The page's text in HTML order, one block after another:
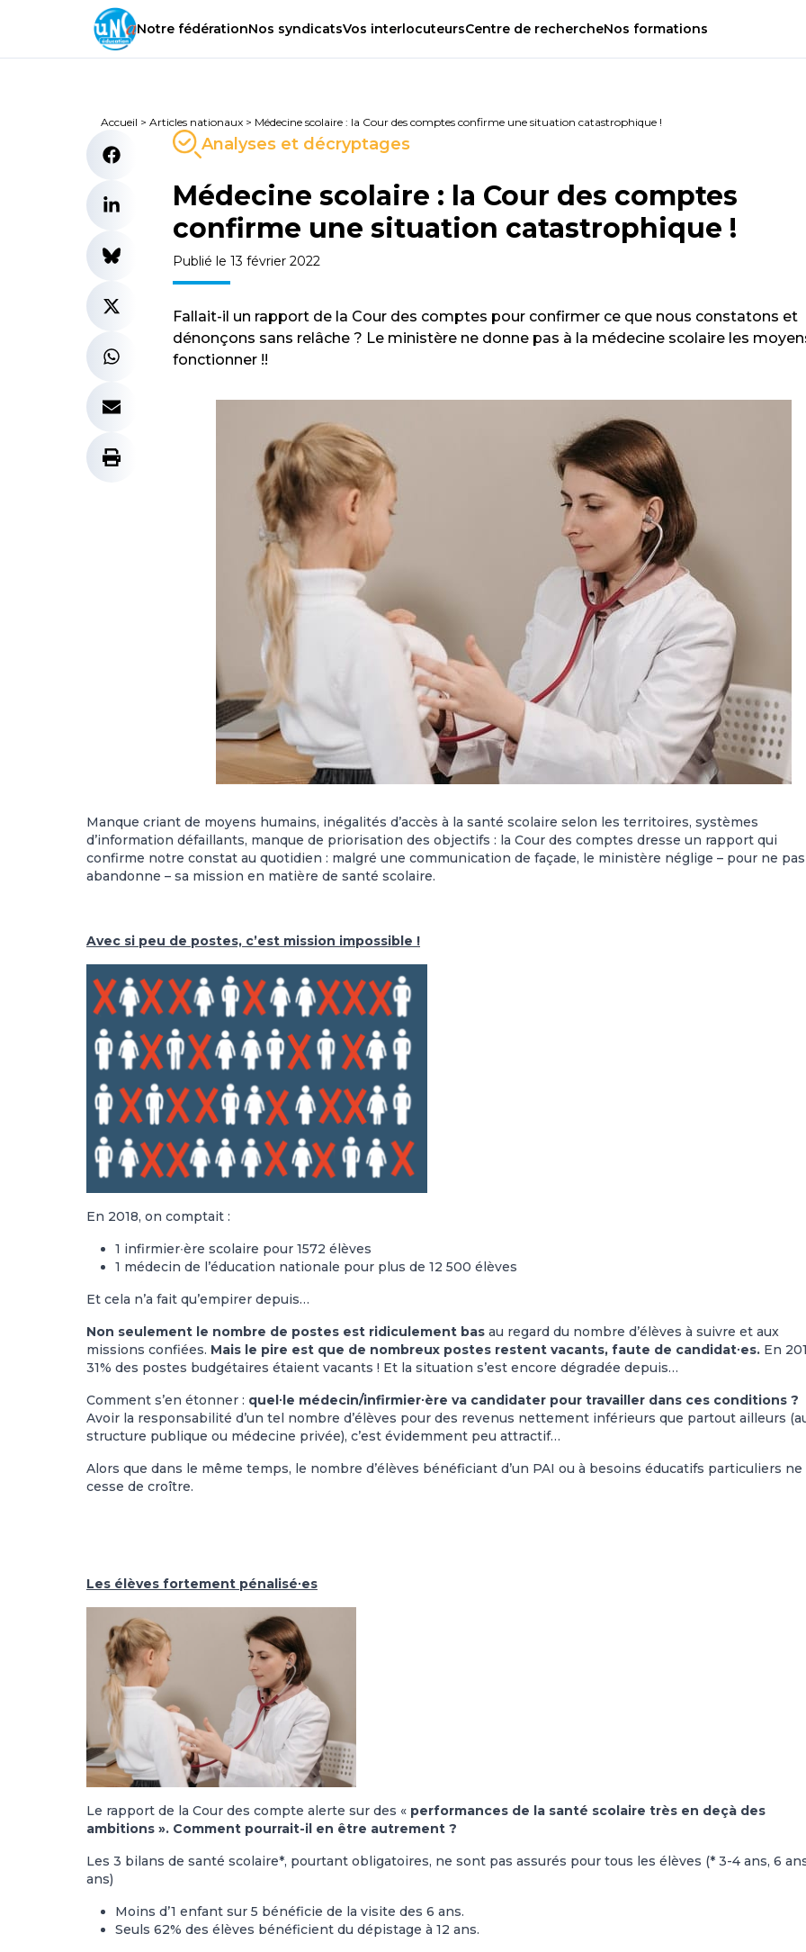
Notre fédérationNos syndicatsVos interlocuteursCentre de rechercheNos formations
Accueil > Articles nationaux > Médecine scolaire : la Cour des comptes confirme une situation catastrophique !
Analyses et décryptages
Médecine scolaire : la Cour des comptes
confirme une situation catastrophique !
Publié le 13 février 2022
Fallait-il un rapport de la Cour des comptes pour confirmer ce que nous constatons et
dénonçons sans relâche ? Le ministère ne donne pas à la médecine scolaire les
fonctionner !!
Manque criant de moyens humains, inégalités d’accès à la santé scolaire selon les territoires, systèmes
d’information défaillants, manque de priorisation des objectifs : la Cour des comptes dresse un rapport qui
confirme notre constat au quotidien : malgré une communication de façade, le ministère néglige – pour ne
abandonne – sa mission en matière de santé scolaire.
Avec si peu de postes, c’est mission impossible !
En 2018, on comptait :
1 infirmier∙ère scolaire pour 1572 élèves
1 médecin de l’éducation nationale pour plus de 12 500 élèves
Et cela n’a fait qu’empirer depuis…
Non seulement le nombre de postes est ridiculement bas au regard du nombre d’élèves à suivre et aux
missions confiées. Mais le pire est que de nombreux postes restent vacants, faute de candidat∙es. En
31% des postes budgétaires étaient vacants ! Et la situation s’est encore dégradée depuis…
Comment s’en étonner : quel∙le médecin/infirmier∙ère va candidater pour travailler dans ces conditions ?
Avoir la responsabilité d’un tel nombre d’élèves pour des revenus nettement inférieurs que partout ailleurs
structure publique ou médecine privée), c’est évidemment peu attractif…
Alors que dans le même temps, le nombre d’élèves bénéficiant d’un PAI ou à besoins éducatifs particuliers ne
cesse de croître.
Les élèves fortement pénalisé∙es
Le rapport de la Cour des compte alerte sur des « performances de la santé scolaire très en deçà des
ambitions ». Comment pourrait-il en être autrement ?
Les 3 bilans de santé scolaire*, pourtant obligatoires, ne sont pas assurés pour tous les élèves (* 3-4 ans, 6
ans)
Moins d’1 enfant sur 5 bénéficie de la visite des 6 ans.
Seuls 62% des élèves bénéficient du dépistage à 12 ans.